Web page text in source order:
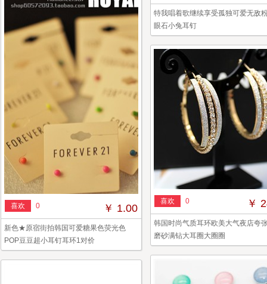
特我唱着歌继续享受孤独可爱无敌
眼石小兔耳钉
喜欢 0 ￥ 1.00
新色★原宿街拍韩国可爱糖果色荧光色
POP豆豆超小耳钉耳环1对价
喜欢 0 ￥
韩国时尚气质耳环欧美大气夜店夸
磨砂满钻大耳圈大圈圈